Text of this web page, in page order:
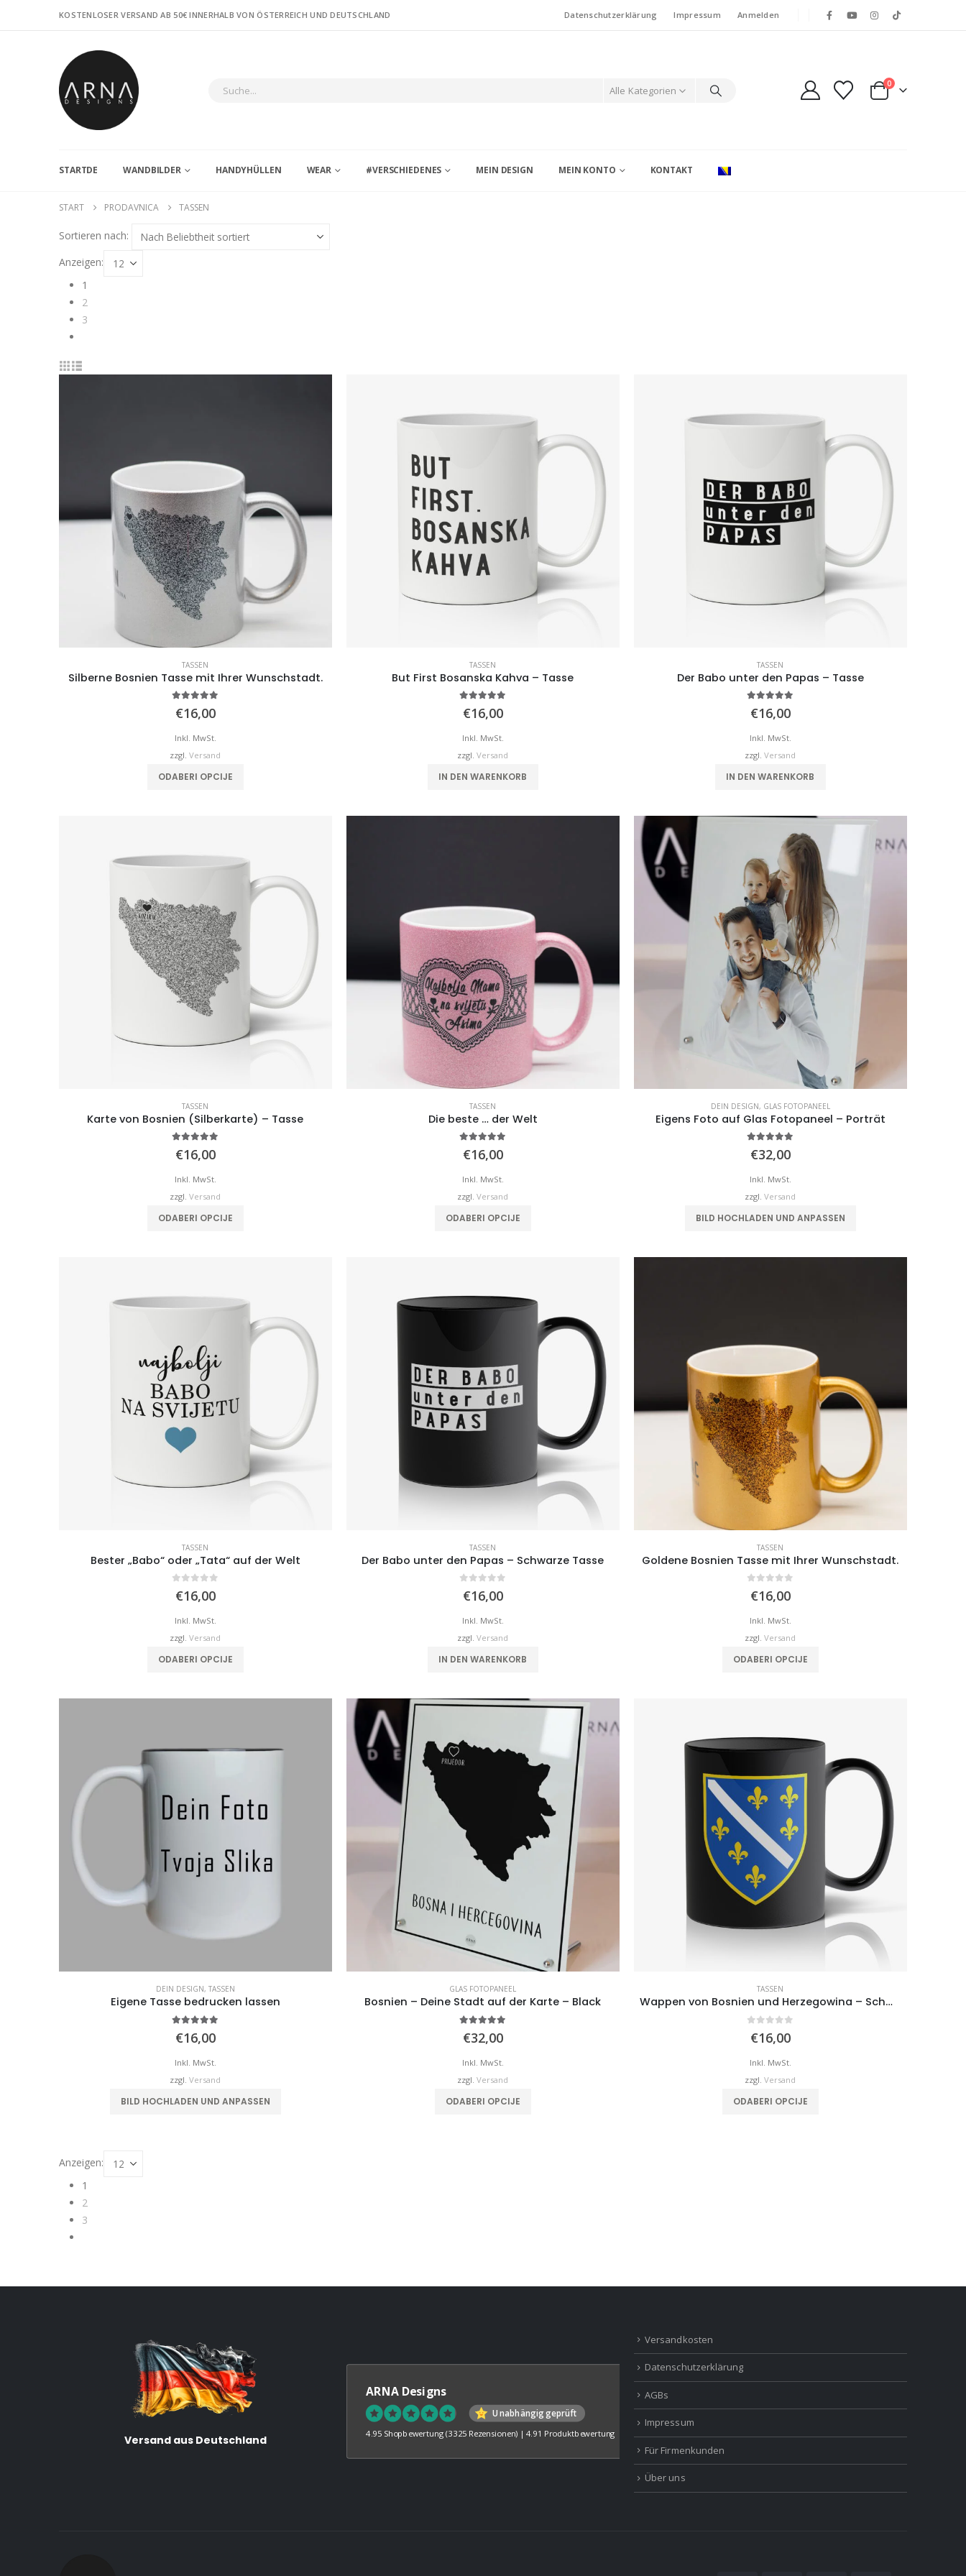
KOSTENLOSER VERSAND AB 50€ INNERHALB VON ÖSTERREICH UND DEUTSCHLAND Datenschutzerklärung Impressum Anmelden
Alle Kategorien
0
STARTDE WANDBILDER HANDYHÜLLEN WEAR #VERSCHIEDENES MEIN DESIGN MEIN KONTO KONTAKT
START PRODAVNICA TASSEN
Sortieren nach:
Anzeigen:
1
2
3
TASSEN
Silberne Bosnien Tasse mit Ihrer Wunschstadt.
€16,00
Inkl. MwSt.
zzgl.Versand
ODABERI OPCIJE
TASSEN
But First Bosanska Kahva – Tasse
€16,00
Inkl. MwSt.
zzgl.Versand
IN DEN WARENKORB
TASSEN
Der Babo unter den Papas – Tasse
€16,00
Inkl. MwSt.
zzgl.Versand
IN DEN WARENKORB
TASSEN
Karte von Bosnien (Silberkarte) – Tasse
€16,00
Inkl. MwSt.
zzgl.Versand
ODABERI OPCIJE
TASSEN
Die beste … der Welt
€16,00
Inkl. MwSt.
zzgl.Versand
ODABERI OPCIJE
DEIN DESIGN, GLAS FOTOPANEEL
Eigens Foto auf Glas Fotopaneel – Porträt
€32,00
Inkl. MwSt.
zzgl.Versand
BILD HOCHLADEN UND ANPASSEN
TASSEN
Bester „Babo“ oder „Tata“ auf der Welt
€16,00
Inkl. MwSt.
zzgl.Versand
ODABERI OPCIJE
TASSEN
Der Babo unter den Papas – Schwarze Tasse
€16,00
Inkl. MwSt.
zzgl.Versand
IN DEN WARENKORB
TASSEN
Goldene Bosnien Tasse mit Ihrer Wunschstadt.
€16,00
Inkl. MwSt.
zzgl.Versand
ODABERI OPCIJE
DEIN DESIGN, TASSEN
Eigene Tasse bedrucken lassen
€16,00
Inkl. MwSt.
zzgl.Versand
BILD HOCHLADEN UND ANPASSEN
GLAS FOTOPANEEL
Bosnien – Deine Stadt auf der Karte – Black
€32,00
Inkl. MwSt.
zzgl.Versand
ODABERI OPCIJE
TASSEN
Wappen von Bosnien und Herzegowina – Schwarze Tasse
€16,00
Inkl. MwSt.
zzgl.Versand
ODABERI OPCIJE
Anzeigen:
1
2
3
Versand aus Deutschland
ARNA Designs
Unabhängig geprüft
4.95 Shopbewertung(3325 Rezensionen) | 4.91 Produktbewertung
Versandkosten
Datenschutzerklärung
AGBs
Impressum
Für Firmenkunden
Über uns